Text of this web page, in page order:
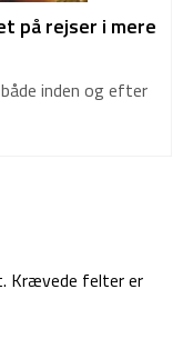
på rejser i mere
inden og efter
Krævede felter er